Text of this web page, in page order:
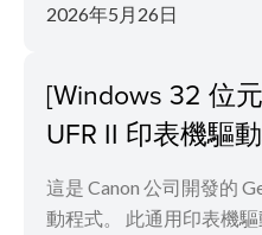
2026年5月26日
[Windows 32 位
UFR II 印表機驅
這是 Canon 公司開發的
動程式。 此通用印表機